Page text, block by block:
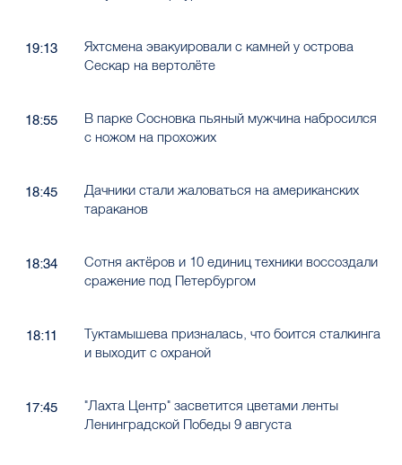
19:13
Яхтсмена эвакуировали с камней у острова
Сескар на вертолёте
18:55
В парке Сосновка пьяный мужчина набросился
с ножом на прохожих
18:45
Дачники стали жаловаться на американских
тараканов
18:34
Сотня актёров и 10 единиц техники воссоздали
сражение под Петербургом
18:11
Туктамышева призналась, что боится сталкинга
и выходит с охраной
17:45
"Лахта Центр" засветится цветами ленты
Ленинградской Победы 9 августа